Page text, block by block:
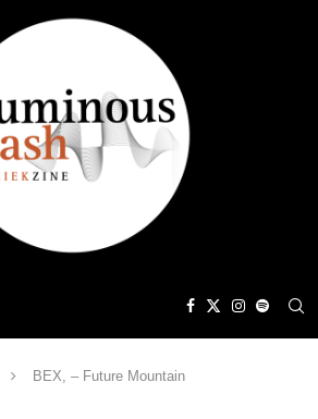
BEX, – Future Mountain